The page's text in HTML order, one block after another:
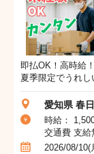
即払OK！高時給
夏季限定でうれ
愛知県 春
時給：
交通費 支給
2026/08/10(